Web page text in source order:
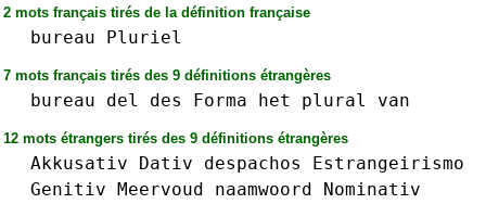
2 mots français tirés de la définition française
bureau Pluriel
7 mots français tirés des 9 définitions étrangères
bureau del des Forma het plural van
12 mots étrangers tirés des 9 définitions étrangères
Akkusativ Dativ despachos
Estrangeirismo
Genitiv Meervoud naamwoord
Nominativ